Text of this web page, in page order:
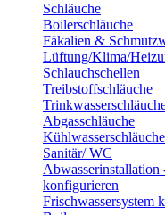
Schläuche
Boilerschläuche
Fäkalien &
Lüftung/Klima/
Schlauchschellen
Treibstoffschläuche
Abgasschläuche
Kühlwasserschläuche
Sanitär/ WC
Abwasserinstallation
konfigurieren
Frischwassersystem